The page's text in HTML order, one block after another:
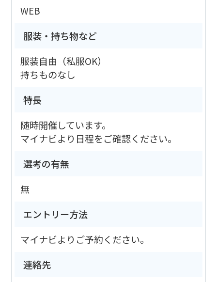
WEB
服装・持ち物など
服装自由（私服OK）
持ちものなし
特長
随時開催しています。
マイナビより日程をご確認ください。
選考の有無
無
エントリー方法
マイナビよりご予約ください。
連絡先